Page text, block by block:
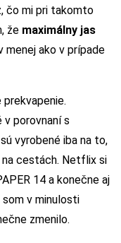
čo mi pri takomto
že maximálny jas
menej ako v prípade
prekvapenie.
porovnaní s
vyrobené iba na to,
cestách. Netflix si
14 a konečne aj
v minulosti
zmenilo.